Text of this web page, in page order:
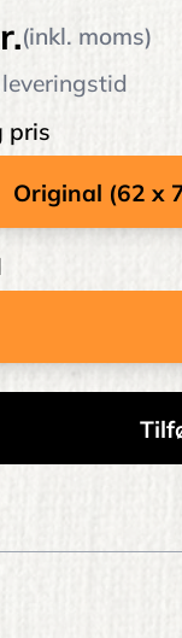
(inkl. moms)
pris